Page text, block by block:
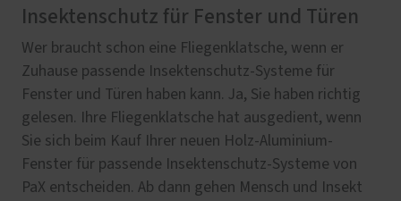
Insektenschutz für Fenster und Türen
Wer braucht schon eine Fliegenklatsche, wenn er
Zuhause passende Insektenschutz-Systeme für
Fenster und Türen haben kann. Ja, Sie haben richtig
gelesen. Ihre Fliegenklatsche hat ausgedient, wenn
Sie sich beim Kauf Ihrer neuen Holz-Aluminium-
Fenster für passende Insektenschutz-Systeme von
PaX entscheiden. Ab dann gehen Mensch und Insekt